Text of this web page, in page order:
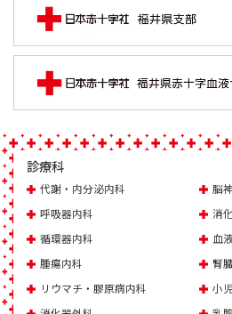
診療科
代謝・内分泌内科
脳
呼吸器内科
消
循環器内科
血
腫瘍内科
腎
リウマチ・膠原病内科
小